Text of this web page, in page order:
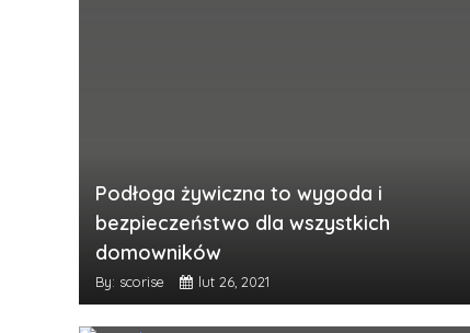
Podłoga żywiczna to wygoda i
bezpieczeństwo dla wszystkich
domowników
By: scorise lut 26, 2021